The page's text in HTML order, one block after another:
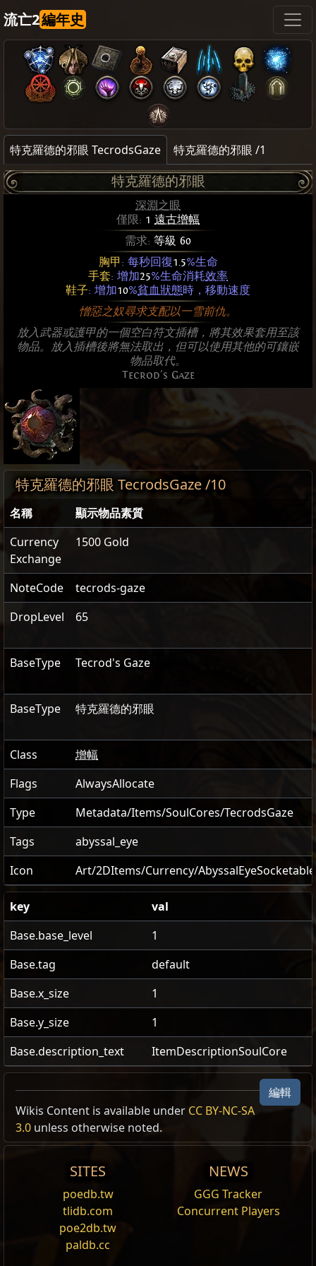
流亡2編年史
特克羅德的邪眼 TecrodsGaze 特克羅德的邪眼 /1
特克羅德的邪眼
深淵之眼
僅限: 1 遠古增幅
需求: 等級 60
胸甲 : 每秒回復1.5%生命
手套: 增加25%生命消耗效率
鞋子: 增加10%貧血狀態時，移動速度
憎惡之奴尋求支配以一雪前仇。
放入武器或護甲的一個空白符文插槽，將其效果套用至該
物品。放入插槽後將無法取出，但可以使用其他的可鑲嵌
物品取代。
Tecrod's Gaze
特克羅德的邪眼 TecrodsGaze /10
名稱
顯示物品素質
Currency
Exchange
1500 Gold
NoteCode
tecrods-gaze
DropLevel
65
BaseType Tecrod's Gaze
BaseType 特克羅德的邪眼
Class
增幅
Flags
AlwaysAllocate
Type
Metadata/Items/SoulCores/TecrodsGaze
Tags
abyssal_eye
Icon
Art/2DItems/Currency/
key
val
Base.base_level
1
Base.tag
default
Base.x_size
1
Base.y_size
1
Base.description_text
ItemDescriptionSoulCore
TW Realm Economy Wiki
24h volume
編輯
Wikis Content is available under CC BY-NC-SA
3.0 unless otherwise noted.
SITES
poedb.tw
tlidb.com
poe2db.tw
paldb.cc
NEWS
GGG Tracker
Concurrent Players